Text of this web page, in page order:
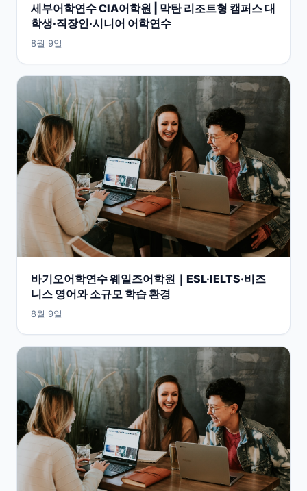
세부어학연수 CIA어학원 | 막탄 리조트형 캠퍼스 대
학생·직장인·시니어 어학연수
8월 9일
바기오어학연수 웨일즈어학원｜ESL·IELTS·비즈
니스 영어와 소규모 학습 환경
8월 9일